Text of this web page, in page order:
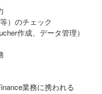
）のチェック
作成、データ管理）
業務に携われる